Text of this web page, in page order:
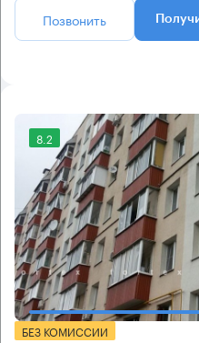
Позвонить
8.2
БЕЗ КОМИССИИ